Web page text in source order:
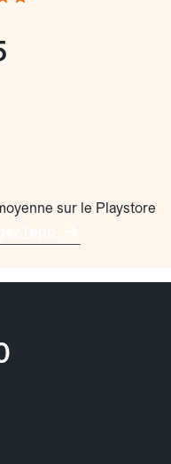
sur le Playstore